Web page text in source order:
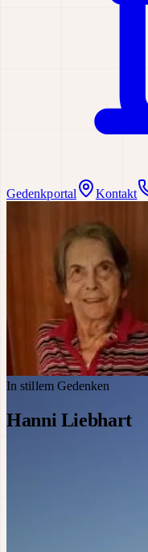
Gedenkportal Kontakt
In stillem Gedenken
Hanni Liebhart